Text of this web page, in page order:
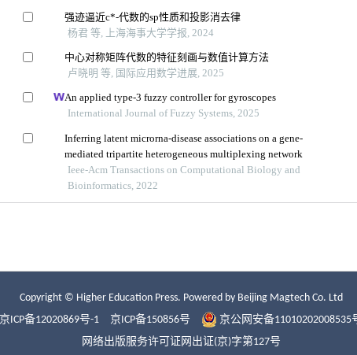
Copyright © Higher Education Press. Powered by Beijing Magtech Co. Ltd
京ICP备12020869号-1
京ICP备150856号
京公网安备11010202008535
网络出版服务许可证网出证(京)字第127号